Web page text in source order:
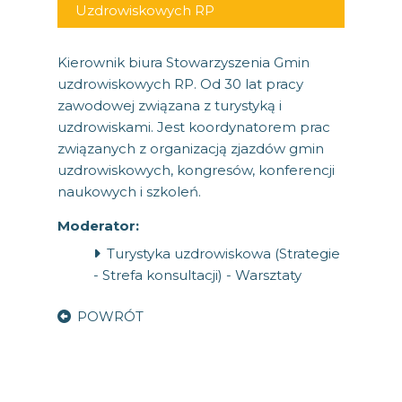
Uzdrowiskowych RP
Kierownik biura Stowarzyszenia Gmin
uzdrowiskowych RP. Od 30 lat pracy
zawodowej związana z turystyką i
uzdrowiskami. Jest koordynatorem prac
związanych z organizacją zjazdów gmin
uzdrowiskowych, kongresów, konferencji
naukowych i szkoleń.
Moderator:
Turystyka uzdrowiskowa (Strategie
- Strefa konsultacji) - Warsztaty
POWRÓT